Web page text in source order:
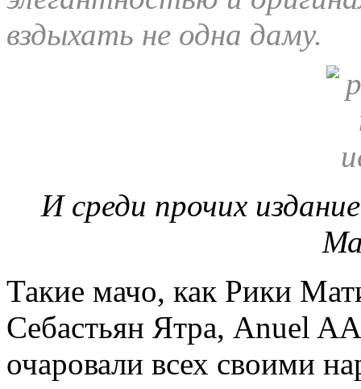
вздыхать не одна даму.
И среди прочих
Такие мачо, как Рики
Себастьян Ятра, Anuel
очаровали всех своими